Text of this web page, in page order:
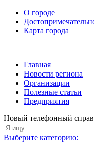
О городе
Карта города
Главная
Новости региона
Организации
Полезные статьи
Предприятия
Новый телефонный
Выберите категорию: